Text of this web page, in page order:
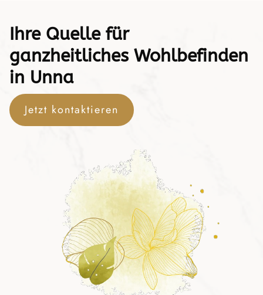
Ihre Quelle für
ganzheitliches Wohlbefinden
in Unna
Jetzt kontaktieren